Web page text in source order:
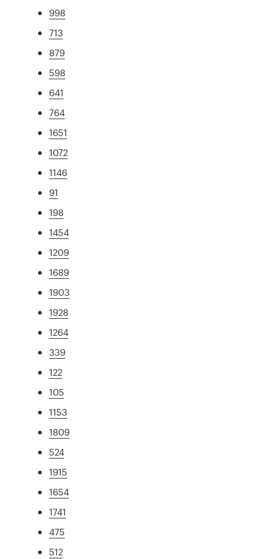
998
713
879
598
641
764
1651
1072
1146
91
198
1454
1209
1689
1903
1928
1264
339
122
105
1153
1809
524
1915
1654
1741
475
512